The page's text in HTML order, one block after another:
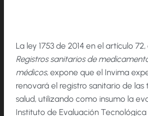
La ley 1753 de 2014 en el artículo
Registros sanitarios de
médicos, expone que el Invima
renovará el registro sanitario de las
salud, utilizando como insumo la
Instituto de Evaluación Tecnológica